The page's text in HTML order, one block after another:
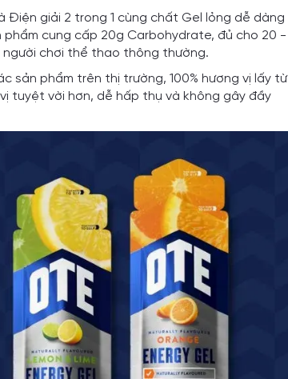
Điện giải 2 trong 1 cùng chất Gel lỏng dễ dàng
cung cấp 20g Carbohydrate, đủ cho 20 -
người chơi thể thao thông thường.
sản phẩm trên thị trường, 100% hương vị lấy từ
tuyệt vời hơn, dễ hấp thụ và không gây đầy